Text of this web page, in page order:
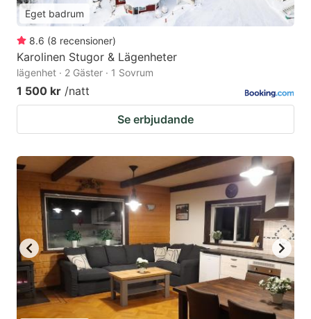
Eget badrum
8.6 (8 recensioner)
Karolinen Stugor & Lägenheter
lägenhet · 2 Gäster · 1 Sovrum
1 500 kr /natt
Se erbjudande